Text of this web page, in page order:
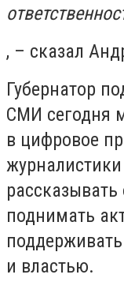
, – сказал
Губернатор
СМИ сегодня
в цифровое
поднимать
и властью.